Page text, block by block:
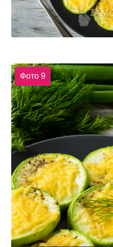
Фото 9